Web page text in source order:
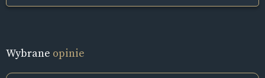
Wybrane opinie